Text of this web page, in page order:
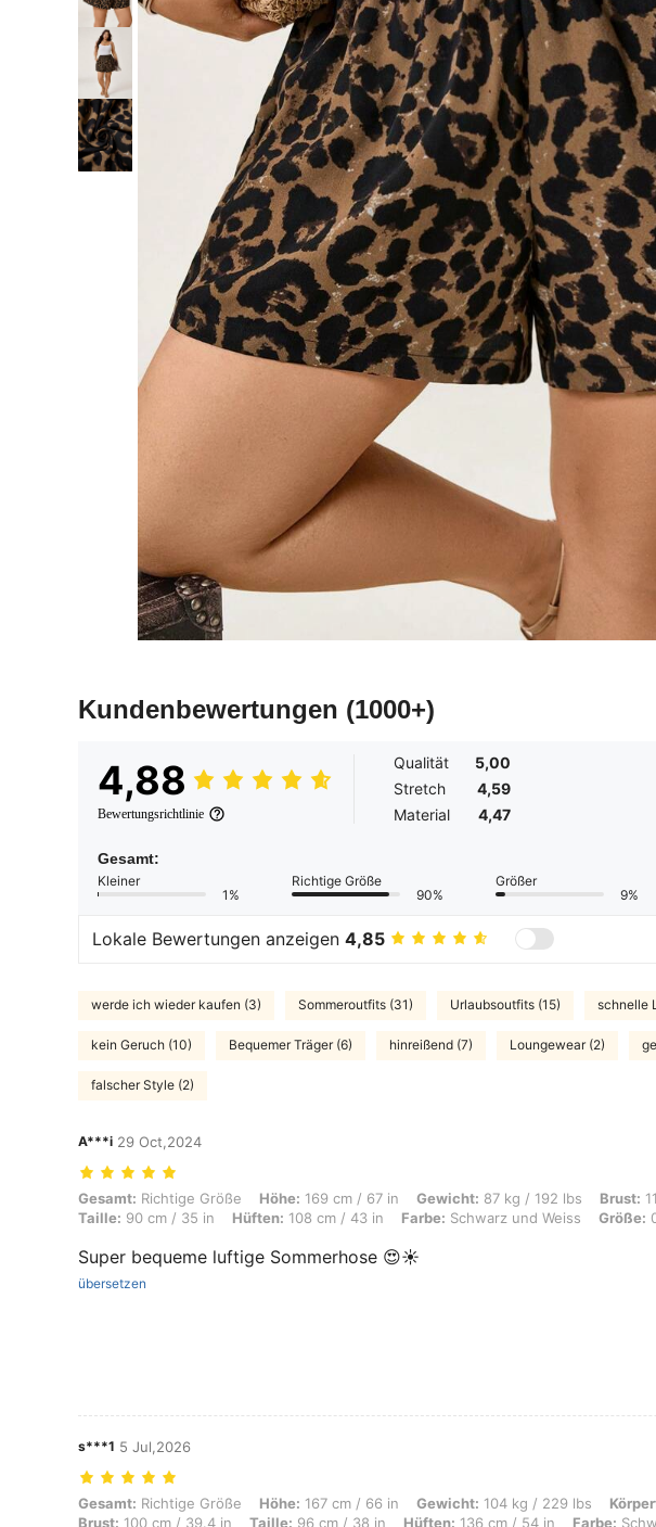
Kundenbewertungen (1000+)
4,88
Bewertungsrichtlinie
Qualität
5,00
Stretch
4,59
Material
4,47
Gesamt:
Kleiner
1%
Richtige Größe
90%
Größer
9%
Lokale Bewertungen anzeigen 4,85
werde ich wieder kaufen (3) Sommeroutfits (31) Urlaubsoutfits (15) schnelle
kein Geruch (10) Bequemer Träger (6) hinreißend (7) Loungewear (2)
falscher Style (2)
A***i 29 Oct,2024
Gesamt: Richtige Größe, Höhe: 169 cm / 67 in, Gewicht: 87 kg / 192 lbs, Brust: 110 cm / 43.3
Gesamt: Richtige Größe Höhe: 169 cm / 67 in Gewicht: 87 kg / 192 lbs Brust:
Taille: 90 cm / 35 in Hüften: 108 cm / 43 in Farbe: Schwarz und Weiss Größe:
Super bequeme luftige Sommerhose 😍☀️
übersetzen
s***1 5 Jul,2026
Gesamt: Richtige Größe, Höhe: 167 cm / 66 in, Gewicht: 104 kg / 229 lbs, Körperform:
Gesamt: Richtige Größe Höhe: 167 cm / 66 in Gewicht: 104 kg / 229 lbs
Brust: 100 cm / 39.4 in Taille: 96 cm / 38 in Hüften: 136 cm / 54 in Farbe: